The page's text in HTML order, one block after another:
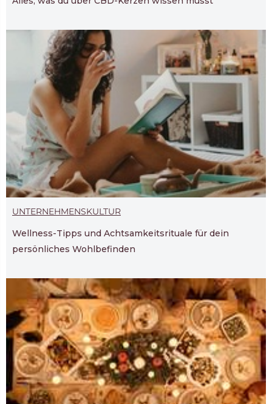
UNTERNEHMENSKULTUR
Wellness-Tipps und Achtsamkeitsrituale für dein
persönliches Wohlbefinden